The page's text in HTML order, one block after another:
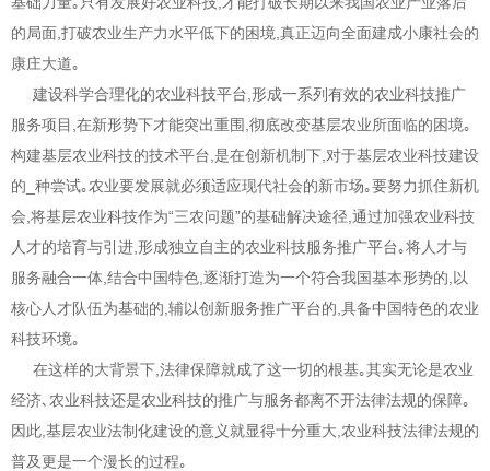
的局面,打破农业生产力水平低下的困境,真正迈向全面建成小康社会的
康庄大道｡
建设科学合理化的农业科技平台,形成一系列有效的农业科技推广
服务项目,在新形势下才能突出重围,彻底改变基层农业所面临的困境｡
构建基层农业科技的技术平台,是在创新机制下,对于基层农业科技建设
的_种尝试｡农业要发展就必须适应现代社会的新市场｡要努力抓住新机
会,将基层农业科技作为“三农问题”的基础解决途径,通过加强农业科技
人才的培育与引进,形成独立自主的农业科技服务推广平台｡将人才与
服务融合一体,结合中国特色,逐渐打造为一个符合我国基本形势的,以
核心人才队伍为基础的,辅以创新服务推广平台的,具备中国特色的农业
科技环境｡
在这样的大背景下,法律保障就成了这一切的根基｡其实无论是农业
经济､农业科技还是农业科技的推广与服务都离不开法律法规的保障｡
因此,基层农业法制化建设的意义就显得十分重大,农业科技法律法规的
普及更是一个漫长的过程｡